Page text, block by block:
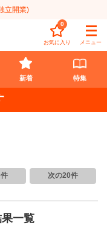
立開業)
お気に入り
0
メニュー
新着 特集
次の20件
一覧